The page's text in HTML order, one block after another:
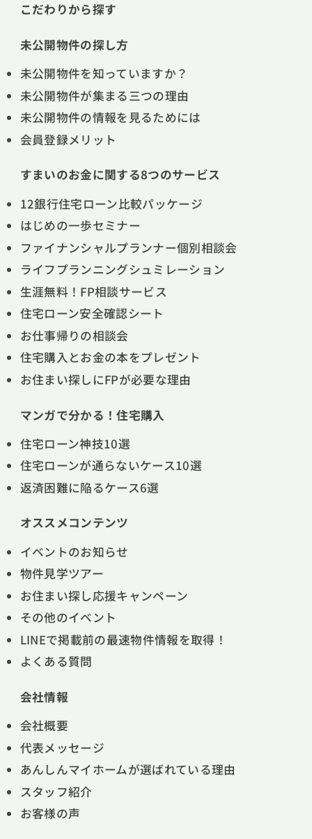
こだわりから探す
未公開物件の探し方
未公開物件を知っていますか？
未公開物件が集まる三つの理由
未公開物件の情報を見るためには
会員登録メリット
すまいのお金に関する8つのサービス
12銀行住宅ローン比較パッケージ
はじめの一歩セミナー
ファイナンシャルプランナー個別相談会
ライフプランニングシュミレーション
生涯無料！FP相談サービス
住宅ローン安全確認シート
お仕事帰りの相談会
住宅購入とお金の本をプレゼント
お住まい探しにFPが必要な理由
マンガで分かる！住宅購入
住宅ローン神技10選
住宅ローンが通らないケース10選
返済困難に陥るケース6選
オススメコンテンツ
イベントのお知らせ
物件見学ツアー
お住まい探し応援キャンペーン
その他のイベント
LINEで掲載前の最速物件情報を取得！
よくある質問
会社情報
会社概要
代表メッセージ
あんしんマイホームが選ばれている理由
スタッフ紹介
お客様の声